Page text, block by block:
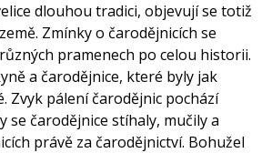
dlouhou tradici, objevují se totiž
Zmínky o čarodějnicích se
pramenech po celou historii.
a čarodějnice, které byly jak
Zvyk pálení čarodějnic pochází
se čarodějnice stíhaly, mučily a
právě za čarodějnictví. Bohužel